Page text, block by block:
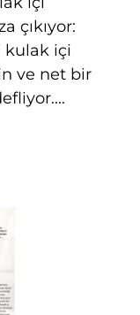
çıkıyor:
kulak içi
ve net bir